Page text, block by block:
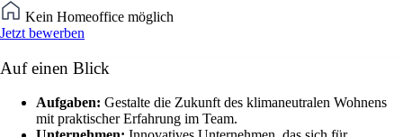
Kein Homeoffice möglich
Jetzt bewerben
Auf einen Blick
Aufgaben: Gestalte die Zukunft des klimaneutralen Wohnens
mit praktischer Erfahrung im Team.